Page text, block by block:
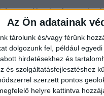
Az Ön adatainak
tárolunk és/vagy férünk
dolgozunk fel, például
hirdetésekhez és
és szolgáltatásfejlesztéshez
szerzett pontos
helyre kattintva
elmonda,
Budaörs
helyzetben
és a település
ugyanakkor nem
lett a járás